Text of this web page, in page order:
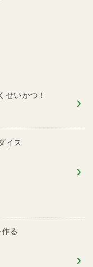
せいかつ！
イス
る